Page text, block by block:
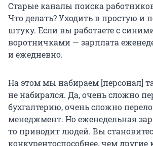
Старые каналы поиска
Что делать? Уходить в простую и
штуку. Если вы работаете с
воротничками — зарплата
и ежедневно.
На этом мы набираем [персонал]
не набирался. Да, очень сложно
бухгалтерию, очень сложно
менеджмент. Но еженедельная
то приводит людей. Вы
конкурентоспособнее, чем